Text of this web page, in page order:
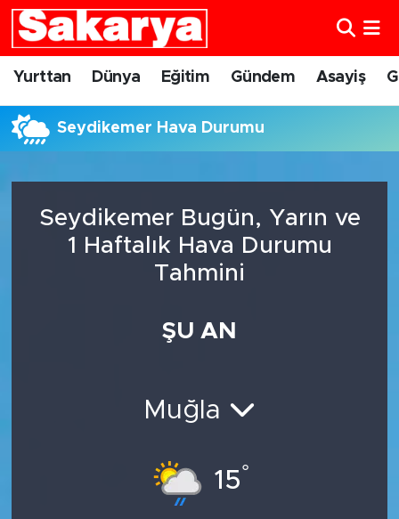
Yurttan Dünya Eğitim Gündem Asayiş
Seydikemer Hava Durumu
Seydikemer Bugün, Yarın ve
1 Haftalık Hava Durumu
Tahmini
ŞU AN
Muğla
15°
Yurttan
Eskişehirspor
Eskişehir Nöbetçi Eczaneler
Süper Lig Puan Durumu ve Fikstür
Son Dakika Haberleri